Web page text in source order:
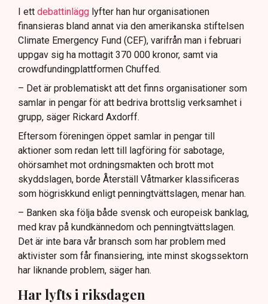
I ett debattinlägg lyfter han hur organisationen
finansieras bland annat via den amerikanska stiftelsen
Climate Emergency Fund (CEF), varifrån man i februari
uppgav sig ha mottagit 370 000 kronor, samt via
crowdfundingplattformen Chuffed.
– Det är problematiskt att det finns organisationer som
samlar in pengar för att bedriva brottslig verksamhet i
grupp, säger Rickard Axdorff.
Eftersom föreningen öppet samlar in pengar till
aktioner som redan lett till lagföring för sabotage,
ohörsamhet mot ordningsmakten och brott mot
skyddslagen, borde Återställ Våtmarker klassificeras
som högriskkund enligt penningtvättslagen, menar han.
– Banken ska följa både svensk och europeisk banklag,
med krav på kundkännedom och penningtvättslagen.
Det är inte bara vår bransch som har problem med
aktivister som får finansiering, inte minst skogssektorn
har liknande problem, säger han.
Har lyfts i riksdagen